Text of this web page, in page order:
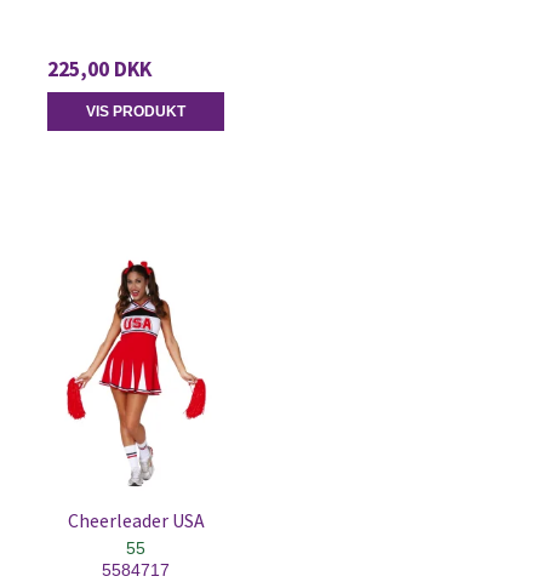
225,00 DKK
VIS PRODUKT
Cheerleader USA
55
5584717